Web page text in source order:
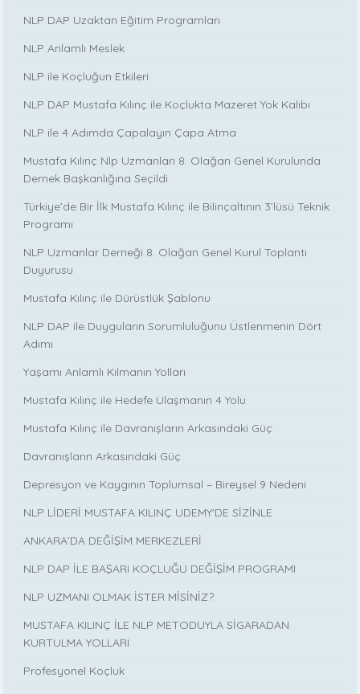
NLP DAP Uzaktan Eğitim Programları
NLP Anlamlı Meslek
NLP ile Koçluğun Etkileri
NLP DAP Mustafa Kılınç ile Koçlukta Mazeret Yok Kalıbı
NLP ile 4 Adımda Çapalayın Çapa Atma
Mustafa Kılınç Nlp Uzmanları 8. Olağan Genel Kurulunda
Dernek Başkanlığına Seçildi
Türkiye’de Bir İlk Mustafa Kılınç ile Bilinçaltının 3’lüsü Teknik
Programı
NLP Uzmanlar Derneği 8. Olağan Genel Kurul Toplantı
Duyurusu
Mustafa Kılınç ile Dürüstlük Şablonu
NLP DAP ile Duyguların Sorumluluğunu Üstlenmenin Dört
Adımı
Yaşamı Anlamlı Kılmanın Yolları
Mustafa Kılınç ile Hedefe Ulaşmanın 4 Yolu
Mustafa Kılınç ile Davranışların Arkasındaki Güç
Davranışların Arkasındaki Güç
Depresyon ve Kaygının Toplumsal – Bireysel 9 Nedeni
NLP LİDERİ MUSTAFA KILINÇ UDEMY'DE SİZİNLE
ANKARA’DA DEĞİŞİM MERKEZLERİ
NLP DAP İLE BAŞARI KOÇLUĞU DEĞİŞİM PROGRAMI
NLP UZMANI OLMAK İSTER MİSİNİZ?
MUSTAFA KILINÇ İLE NLP METODUYLA SİGARADAN
KURTULMA YOLLARI
Profesyonel Koçluk